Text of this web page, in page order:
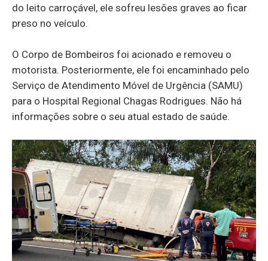
do leito carroçável, ele sofreu lesões graves ao ficar
preso no veículo.
O Corpo de Bombeiros foi acionado e removeu o
motorista. Posteriormente, ele foi encaminhado pelo
Serviço de Atendimento Móvel de Urgência (SAMU)
para o Hospital Regional Chagas Rodrigues. Não há
informações sobre o seu atual estado de saúde.